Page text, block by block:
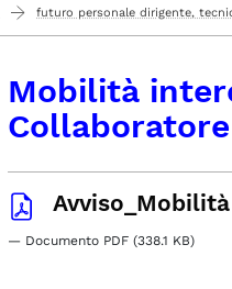
futuro personale dirigente,
Mobilità
— Documento PDF (338.1 KB)